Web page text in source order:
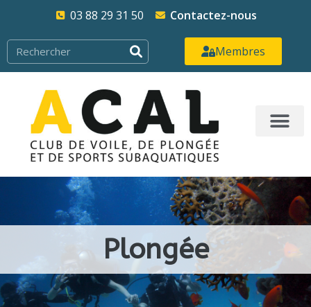
03 88 29 31 50 Contactez-nous
Membres
Plongée